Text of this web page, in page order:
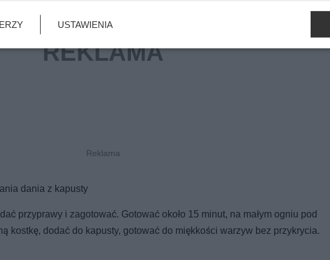
dania z kapusty
przyprawy i zagotować. Gotować około 15 minut, na małym ogniu pod
kostkę, dodać do kapusty, gotować do miękkości warzyw bez przykrycia.
USTAWIENIA